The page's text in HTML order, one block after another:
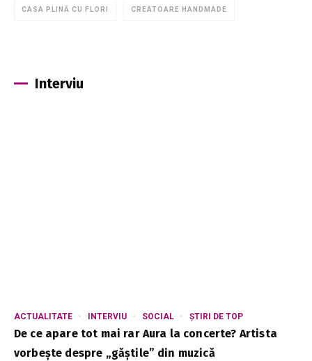
CASA PLINĂ CU FLORI CREATOARE HANDMADE
Interviu
ACTUALITATE INTERVIU SOCIAL ȘTIRI DE TOP
De ce apare tot mai rar Aura la concerte? Artista
vorbește despre „găștile” din muzică